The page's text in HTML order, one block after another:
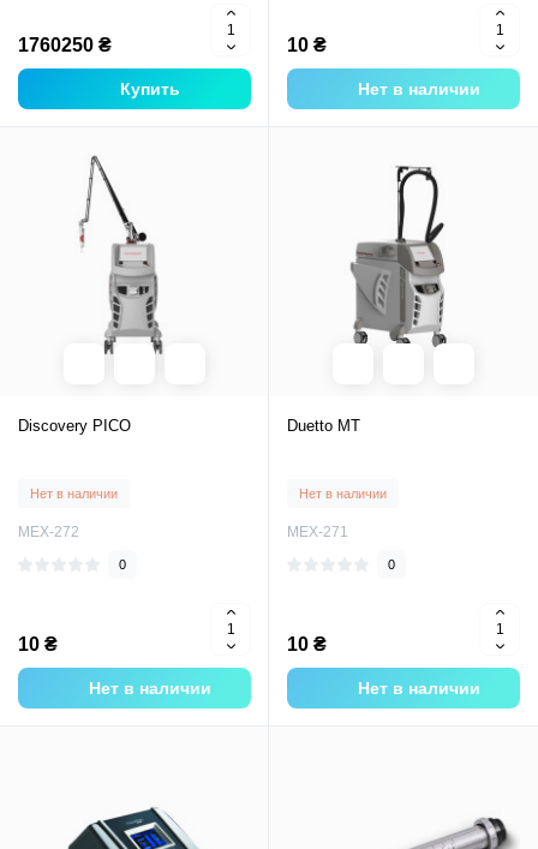
1760250 ₴
Купить
10 ₴
Нет в наличии
Discovery PICO
Нет в наличии
MEX-272
0
10 ₴
Нет в наличии
Duetto MT
Нет в наличии
MEX-271
0
10 ₴
Нет в наличии